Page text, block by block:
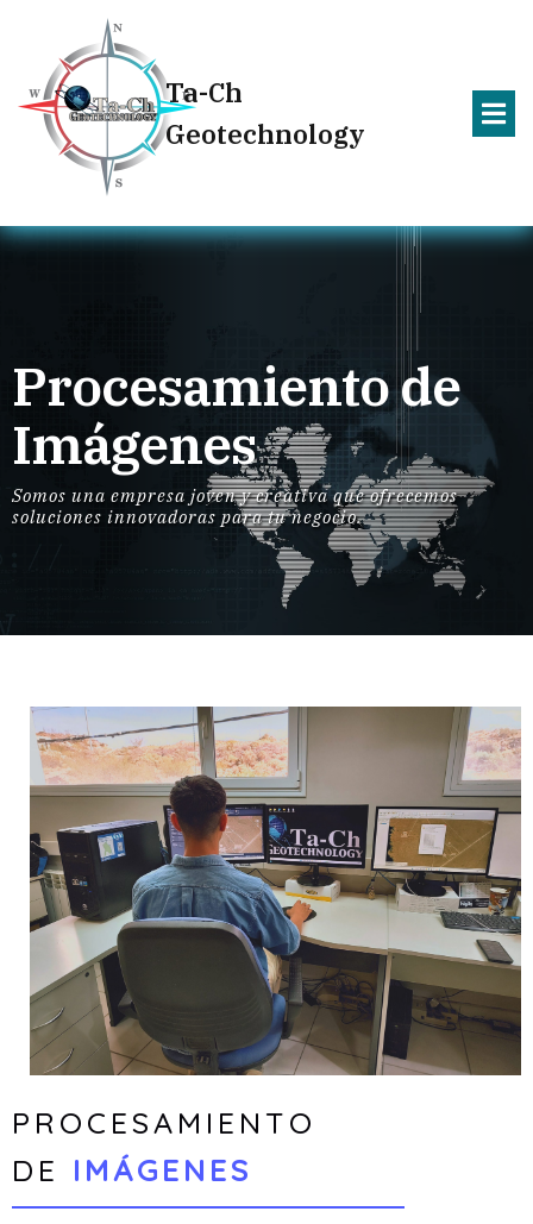
Ta-Ch
Geotechnology
Procesamiento de
Imágenes
Somos una empresa joven y creativa que ofrecemos
soluciones innovadoras para tu negocio.
PROCESAMIENTO
DE IMÁGENES